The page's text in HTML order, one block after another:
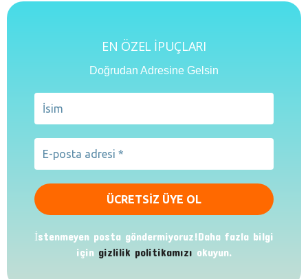
EN ÖZEL İPUÇLARI
Doğrudan Adresine Gelsin
İstenmeyen posta göndermiyoruz!Daha fazla bilgi
için gizlilik politikamızı okuyun.